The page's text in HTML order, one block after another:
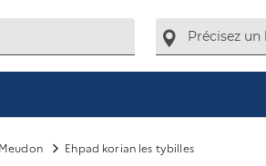
Meudon Ehpad korian les tybilles